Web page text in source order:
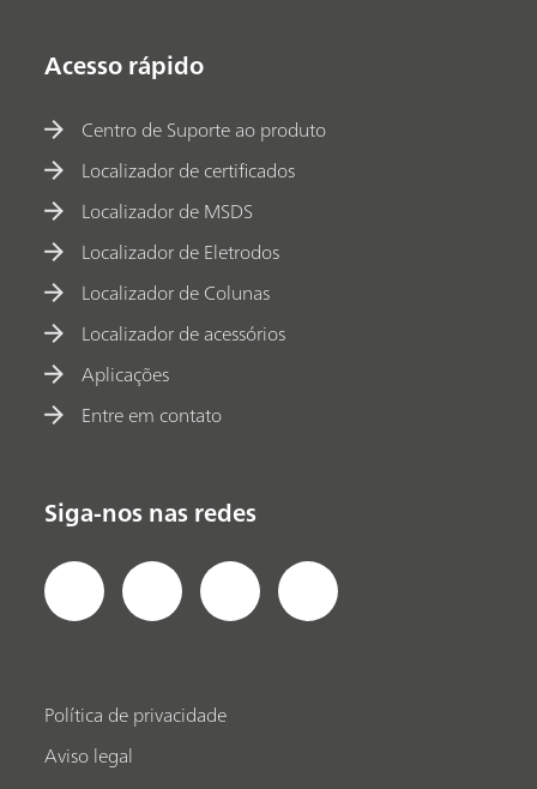
Acesso rápido
Centro de Suporte ao produto
Localizador de certificados
Localizador de MSDS
Localizador de Eletrodos
Localizador de Colunas
Localizador de acessórios
Aplicações
Entre em contato
Siga-nos nas redes
Política de privacidade
Aviso legal